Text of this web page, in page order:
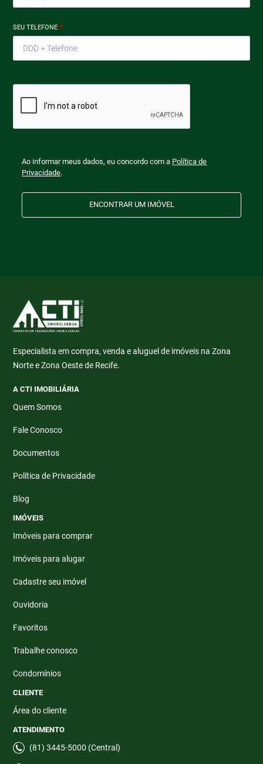
SEU TELEFONE*
Ao informar meus dados, eu concordo com a Política de
Privacidade.
ENCONTRAR UM IMÓVEL
Especialista em compra, venda e aluguel de imóveis na Zona
Norte e Zona Oeste de Recife.
A CTI IMOBILIÁRIA
Quem Somos
Fale Conosco
Documentos
Política de Privacidade
Blog
IMÓVEIS
Imóveis para comprar
Imóveis para alugar
Cadastre seu imóvel
Ouvidoria
Favoritos
Trabalhe conosco
Condomínios
CLIENTE
Área do cliente
ATENDIMENTO
(81) 3445-5000 (Central)